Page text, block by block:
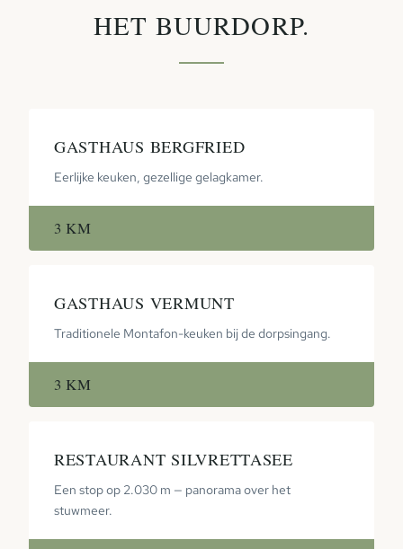
HET BUURDORP.
GASTHAUS BERGFRIED
Eerlijke keuken, gezellige gelagkamer.
3 KM
GASTHAUS VERMUNT
Traditionele Montafon-keuken bij de dorpsingang.
3 KM
RESTAURANT SILVRETTASEE
Een stop op 2.030 m — panorama over het
stuwmeer.